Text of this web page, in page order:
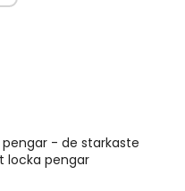
- de starkaste
locka pengar